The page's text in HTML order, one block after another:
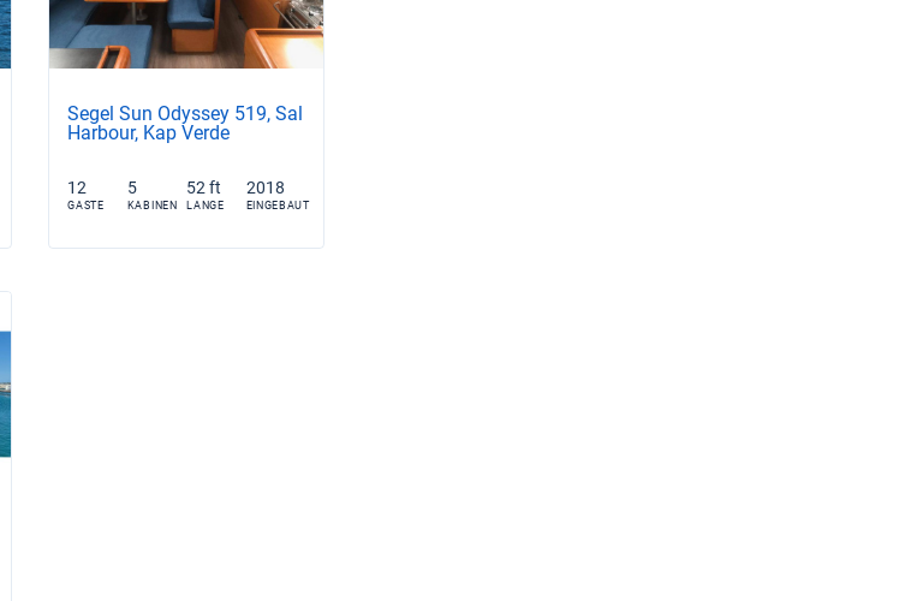
Segel Sun Odyssey 519, Sal
Harbour, Kap Verde
12
GASTE
5
KABINEN
52 ft
LANGE
2018
EINGEBAUT